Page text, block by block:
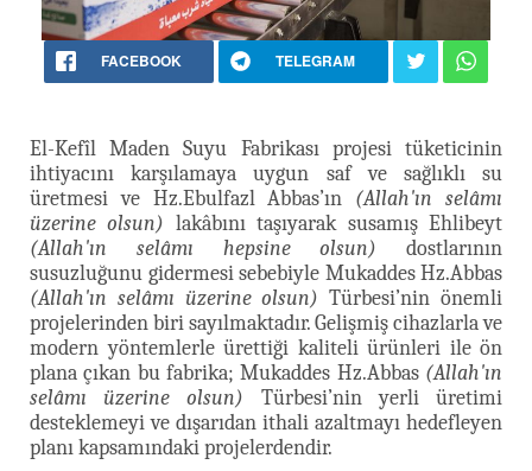
FACEBOOK TELEGRAM
El-Kefîl Maden Suyu Fabrikası projesi tüketicinin
ihtiyacını karşılamaya uygun saf ve sağlıklı su
üretmesi ve Hz.Ebulfazl Abbas’ın (Allah'ın selâmı
üzerine olsun) lakâbını taşıyarak susamış Ehlibeyt
(Allah'ın selâmı hepsine olsun) dostlarının
susuzluğunu gidermesi sebebiyle Mukaddes Hz.Abbas
(Allah'ın selâmı üzerine olsun) Türbesi’nin önemli
projelerinden biri sayılmaktadır. Gelişmiş cihazlarla ve
modern yöntemlerle ürettiği kaliteli ürünleri ile ön
plana çıkan bu fabrika; Mukaddes Hz.Abbas (Allah'ın
selâmı üzerine olsun) Türbesi’nin yerli üretimi
desteklemeyi ve dışarıdan ithali azaltmayı hedefleyen
planı kapsamındaki projelerdendir.